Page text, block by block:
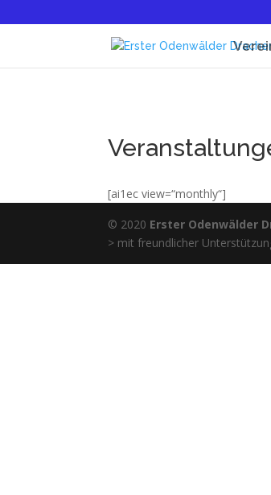
[ai1ec view=“monthly“]
© 2020 Erster Odenwälder
> mit freundlicher